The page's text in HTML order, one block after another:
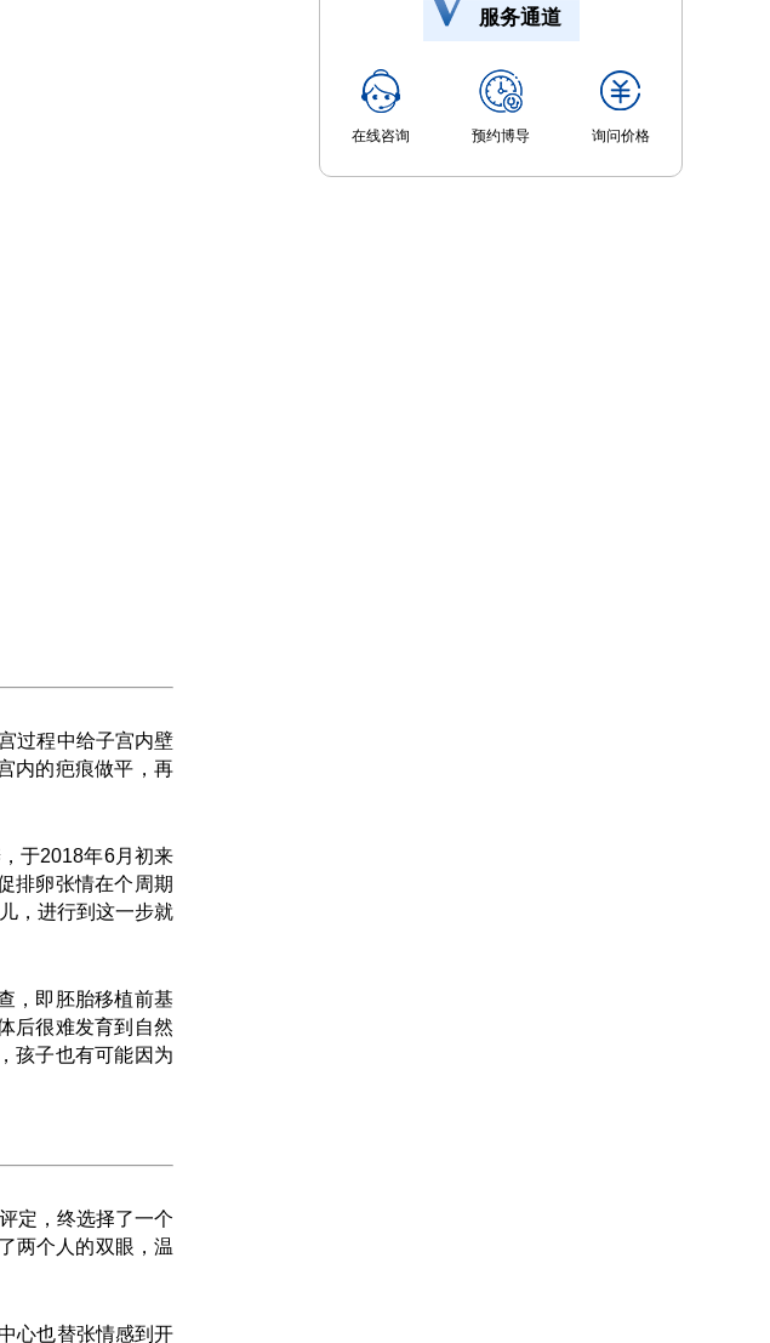
过程中给子宫内壁
内的疤痕做平，再
于2018年6月初来
排卵张情在个周期
，进行到这一步就
，即胚胎移植前基
后很难发育到自然
孩子也有可能因为
定，终选择了一个
两个人的双眼，温
心也替张情感到开
服务通道
在线咨询 预约博导 询问价格